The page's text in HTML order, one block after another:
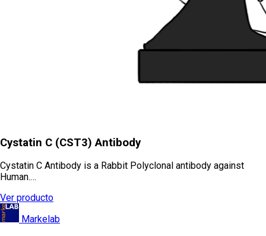
Cystatin C (CST3) Antibody
Cystatin C Antibody is a Rabbit Polyclonal antibody against
Human.…
Ver producto
Markelab